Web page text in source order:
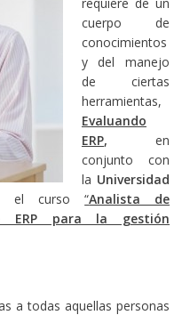
cuerpo de
conocimientos
y del manejo
de ciertas
herramientas,
Evaluando
ERP,en
conjunto con
la Universidad
el curso“Analista de
ERP para la gestión
a todas aquellas personas